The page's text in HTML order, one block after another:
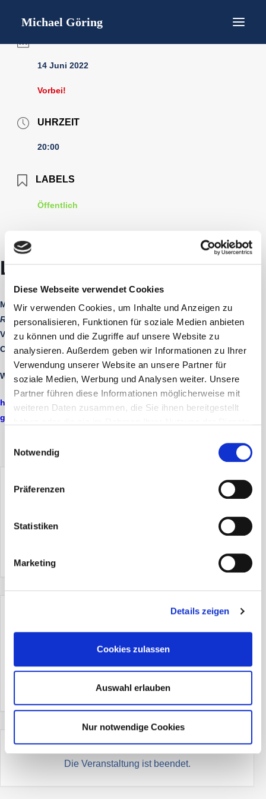
Diese Webseite verwendet Cookies
Wir verwenden Cookies, um Inhalte und Anzeigen zu
personalisieren, Funktionen für soziale Medien anbieten
zu können und die Zugriffe auf unsere Website zu
analysieren. Außerdem geben wir Informationen zu Ihrer
Verwendung unserer Website an unsere Partner für
soziale Medien, Werbung und Analysen weiter. Unsere
Partner führen diese Informationen möglicherweise mit
weiteren Daten zusammen, die Sie ihnen bereitgestellt
Notwendig
Präferenzen
Statistiken
Marketing
Details zeigen
Cookies zulassen
Auswahl erlauben
Nur notwendige Cookies
Michael Göring
Gedichtlesungen
Interviews / Presse
Kontakt
Impressum
14 Juni 2022
Vorbei!
UHRZEIT
20:00
LABELS
Öffentlich
Lesung in Bielefeld
Michael Göring liest in der Stadtbibliothek ausDresden.
Roman einer Familie.Frau Dr. Dagmar Nowitzki,
Vorstandsvorsitzende der Literarischen Gesellschaft
Ostwestfalen-Lippe, moderiert.
Weitere Informationen auf dieser Internetseite:
https://www.literaturhaus-bielefeld.de/lesung-michael-
goering-dresden
+ Zu Google Kalender hinzufügen
+ iCal / Outlook export
Die Veranstaltung ist beendet.